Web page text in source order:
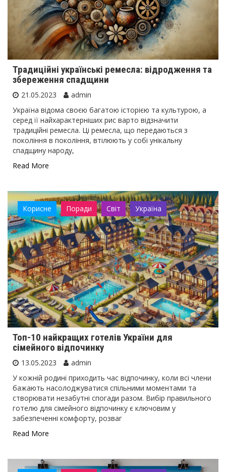
Традиційні українські ремесла: відродження та
збереження спадщини
21.05.2023
admin
Україна відома своєю багатою історією та культурою, а
серед її найхарактерніших рис варто відзначити
традиційні ремесла. Ці ремесла, що передаються з
покоління в покоління, втілюють у собі унікальну
спадщину народу,
Read More
Корисне Поради Світ Україна
Топ-10 найкращих готелів України для
сімейного відпочинку
13.05.2023
admin
У кожній родині приходить час відпочинку, коли всі члени
бажають насолоджуватися спільними моментами та
створювати незабутні спогади разом. Вибір правильного
готелю для сімейного відпочинку є ключовим у
забезпеченні комфорту, розваг
Read More